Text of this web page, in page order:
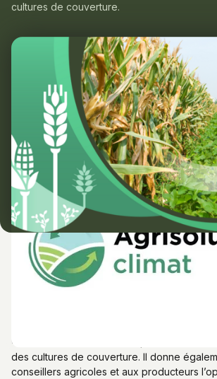
cultures de couverture.
Une protection des
valorisation de l'azote
leurs connaissances et compétences en
des cultures de couverture. Il donne
conseillers agricoles et aux producteurs